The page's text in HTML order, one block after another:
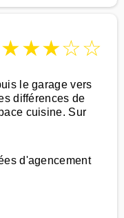
★★★☆☆
le garage vers
différences de
cuisine. Sur
d'agencement